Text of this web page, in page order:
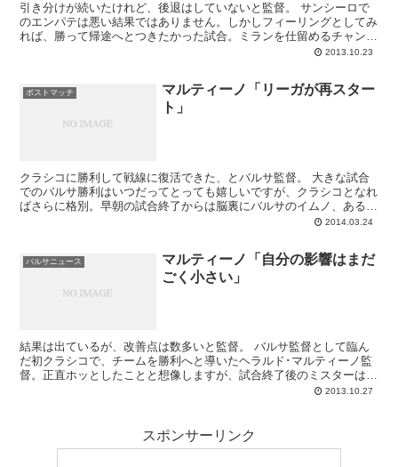
引き分けが続いたけれど、後退はしていないと監督。 サンシーロで
のエンパテは悪い結果ではありません。しかしフィーリングとしてみ
れば、勝って帰途へとつきたかった試合。ミランを仕留めるチャンス
2013.10.23
ポストマッチ
マルティーノ「リーガが再スター
ト」
クラシコに勝利して戦線に復活できた、とバルサ監督。 大きな試合
でのバルサ勝利はいつだってとっても嬉しいですが、クラシコとなれ
ばさらに格別。早朝の試合終了からは脳裏にバルサのイムノ、あるい
はディズニー白雪姫の小人の歌“ハイホーハイホー”が陽...
2014.03.24
バルサニュース
マルティーノ「自分の影響はまだ
ごく小さい」
結果は出ているが、改善点は数多いと監督。 バルサ監督として臨ん
だ初クラシコで、チームを勝利へと導いたヘラルド･マルティーノ監
督。正直ホッとしたことと想像しますが、試合終了後のミスターは満
2013.10.27
スポンサーリンク